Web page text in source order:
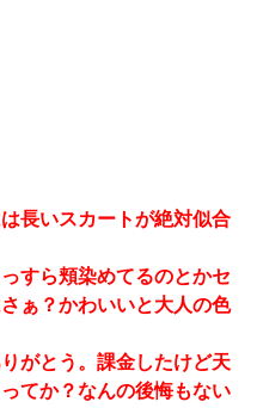
長いスカートが絶対似合
すら頬染めてるのとかセ
ぁ？かわいいと大人の色
がとう。課金したけど天
てか？なんの後悔もない